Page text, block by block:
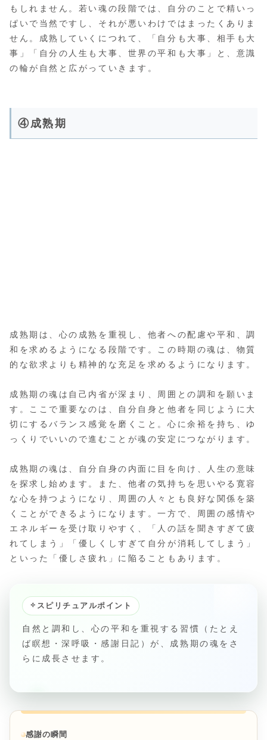
もしれません。若い魂の段階では、自分のことで精いっ
ぱいで当然ですし、それが悪いわけではまったくありま
せん。成熟していくにつれて、「自分も大事、相手も大
事」「自分の人生も大事、世界の平和も大事」と、意識
の輪が自然と広がっていきます。
④成熟期
成熟期は、心の成熟を重視し、他者への配慮や平和、調
和を求めるようになる段階です。この時期の魂は、物質
的な欲求よりも精神的な充足を求めるようになります。
成熟期の魂は自己内省が深まり、周囲との調和を願いま
す。ここで重要なのは、自分自身と他者を同じように大
切にするバランス感覚を磨くこと。心に余裕を持ち、ゆ
っくりでいいので進むことが魂の安定につながります。
成熟期の魂は、自分自身の内面に目を向け、人生の意味
を探求し始めます。また、他者の気持ちを思いやる寛容
な心を持つようになり、周囲の人々とも良好な関係を築
くことができるようになります。一方で、周囲の感情や
エネルギーを受け取りやすく、「人の話を聞きすぎて疲
れてしまう」「優しくしすぎて自分が消耗してしまう」
といった「優しさ疲れ」に陥ることもあります。
✧ スピリチュアルポイント
自然と調和し、心の平和を重視する習慣（たとえ
ば瞑想・深呼吸・感謝日記）が、成熟期の魂をさ
らに成長させます。
感謝の瞬間